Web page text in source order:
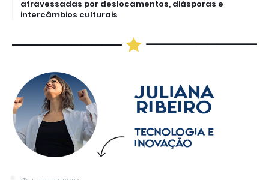
atravessadas por deslocamentos, diásporas e
intercâmbios culturais